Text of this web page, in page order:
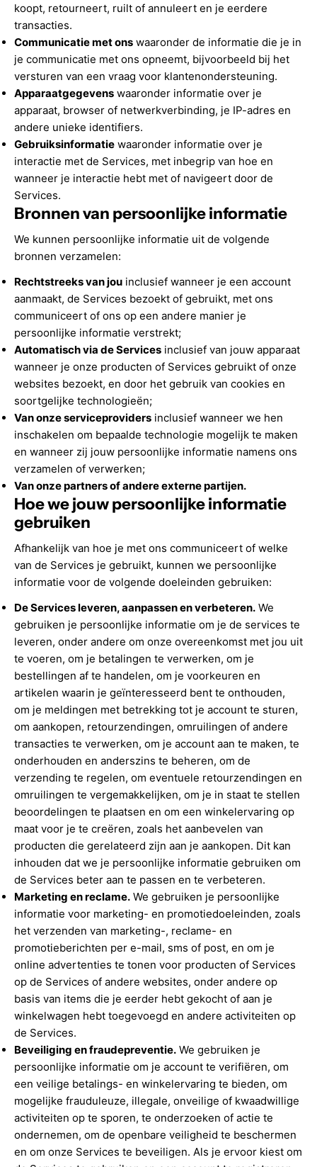
koopt, retourneert, ruilt of annuleert en je eerdere
transacties.
Communicatie met ons waaronder de informatie die je in
je communicatie met ons opneemt, bijvoorbeeld bij het
versturen van een vraag voor klantenondersteuning.
Apparaatgegevens waaronder informatie over je
apparaat, browser of netwerkverbinding, je IP-adres en
andere unieke identifiers.
Gebruiksinformatie waaronder informatie over je
interactie met de Services, met inbegrip van hoe en
wanneer je interactie hebt met of navigeert door de
Services.
Bronnen van persoonlijke informatie
We kunnen persoonlijke informatie uit de volgende
bronnen verzamelen:
Rechtstreeks van jou inclusief wanneer je een account
aanmaakt, de Services bezoekt of gebruikt, met ons
communiceert of ons op een andere manier je
persoonlijke informatie verstrekt;
Automatisch via de Services inclusief van jouw apparaat
wanneer je onze producten of Services gebruikt of onze
websites bezoekt, en door het gebruik van cookies en
soortgelijke technologieën;
Van onze serviceproviders inclusief wanneer we hen
inschakelen om bepaalde technologie mogelijk te maken
en wanneer zij jouw persoonlijke informatie namens ons
verzamelen of verwerken;
Van onze partners of andere externe partijen.
Hoe we jouw persoonlijke informatie
gebruiken
Afhankelijk van hoe je met ons communiceert of welke
van de Services je gebruikt, kunnen we persoonlijke
informatie voor de volgende doeleinden gebruiken:
De Services leveren, aanpassen en verbeteren. We
gebruiken je persoonlijke informatie om je de services te
leveren, onder andere om onze overeenkomst met jou uit
te voeren, om je betalingen te verwerken, om je
bestellingen af te handelen, om je voorkeuren en
artikelen waarin je geïnteresseerd bent te onthouden,
om je meldingen met betrekking tot je account te sturen,
om aankopen, retourzendingen, omruilingen of andere
transacties te verwerken, om je account aan te maken, te
onderhouden en anderszins te beheren, om de
verzending te regelen, om eventuele retourzendingen en
omruilingen te vergemakkelijken, om je in staat te stellen
beoordelingen te plaatsen en om een winkelervaring op
maat voor je te creëren, zoals het aanbevelen van
producten die gerelateerd zijn aan je aankopen. Dit kan
inhouden dat we je persoonlijke informatie gebruiken om
de Services beter aan te passen en te verbeteren.
Marketing en reclame. We gebruiken je persoonlijke
informatie voor marketing- en promotiedoeleinden, zoals
het verzenden van marketing-, reclame- en
promotieberichten per e-mail, sms of post, en om je
online advertenties te tonen voor producten of Services
op de Services of andere websites, onder andere op
basis van items die je eerder hebt gekocht of aan je
winkelwagen hebt toegevoegd en andere activiteiten op
de Services.
Beveiliging en fraudepreventie. We gebruiken je
persoonlijke informatie om je account te verifiëren, om
een veilige betalings- en winkelervaring te bieden, om
mogelijke frauduleuze, illegale, onveilige of kwaadwillige
activiteiten op te sporen, te onderzoeken of actie te
ondernemen, om de openbare veiligheid te beschermen
en om onze Services te beveiligen. Als je ervoor kiest om